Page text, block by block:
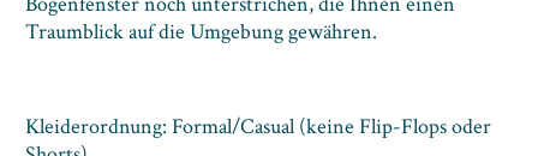
Traumblick auf die Umgebung gewähren.
Kleiderordnung: Formal/Casual (keine Flip-Flops oder